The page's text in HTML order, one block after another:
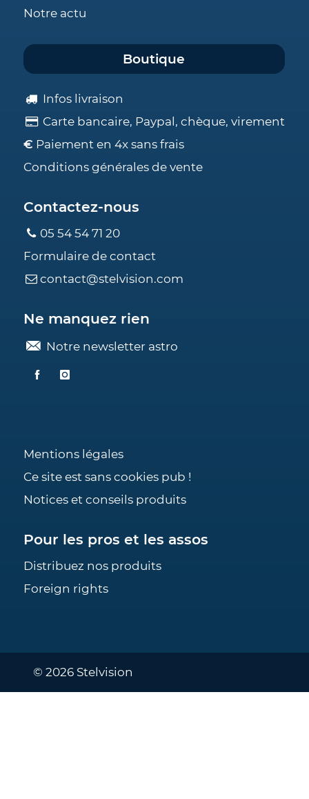
Notre actu
Boutique
Infos livraison
Carte bancaire, Paypal, chèque, virement
€ Paiement en 4x sans frais
Conditions générales de vente
Contactez-nous
05 54 54 71 20
Formulaire de contact
contact@stelvision.com
Ne manquez rien
Notre newsletter astro
Mentions légales
Ce site est sans cookies pub !
Notices et conseils produits
Pour les pros et les assos
Distribuez nos produits
Foreign rights
© 2026 Stelvision